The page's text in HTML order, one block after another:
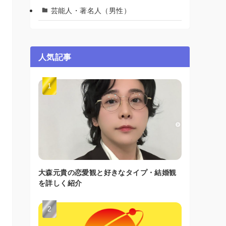
芸能人・著名人（男性）
人気記事
大森元貴の恋愛観と好きなタイプ・結婚観
を詳しく紹介